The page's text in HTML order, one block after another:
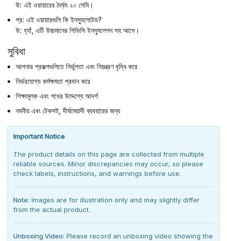
উ: এই ওয়ায়ারের দৈর্ঘ্য ২০ সেমি।
প্র: এই ওয়ায়ারগুলি কি ইনস্যুলেটেড?
উ: হ্যাঁ, এটি উচ্চমানের পিভিসি ইনস্যুলেশন সহ আসে।
সুবিধা
আপনার প্রকল্পগুলিতে নির্ভুলতা এবং নিয়ন্ত্রণ বৃদ্ধি করে
নির্ভরযোগ্য কর্মক্ষমতা প্রদান করে
শিক্ষামূলক এবং শখের উদ্দেশ্যে আদর্শ
নমনীয় এবং টেকসই, দীর্ঘমেয়াদী ব্যবহারের জন্য
Important Notice
The product details on this page are collected from multiple
reliable sources. Minor discrepancies may occur, so please
check labels, instructions, and warnings before use.
Note: Images are for illustration only and may slightly differ
from the actual product.
Unboxing Video: Please record an unboxing video showing the